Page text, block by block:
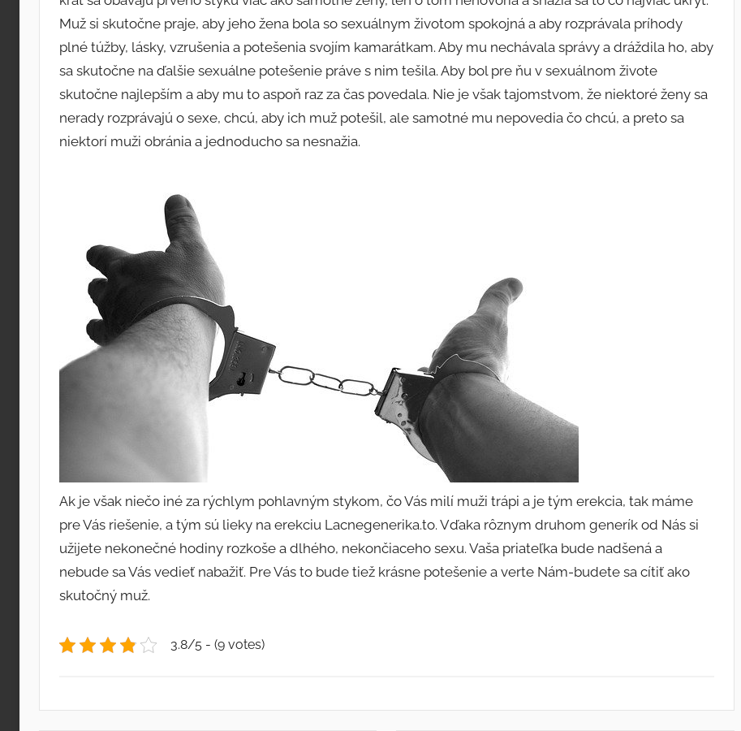
Muž si skutočne praje, aby jeho žena bola so sexuálnym životom spokojná a aby rozprávala príhody
plné túžby, lásky, vzrušenia a potešenia svojím kamarátkam. Aby mu nechávala správy a dráždila ho, aby
sa skutočne na ďalšie sexuálne potešenie práve s nim tešila. Aby bol pre ňu v sexuálnom živote
skutočne najlepším a aby mu to aspoň raz za čas povedala. Nie je však tajomstvom, že niektoré ženy sa
nerady rozprávajú o sexe, chcú, aby ich muž potešil, ale samotné mu nepovedia čo chcú, a preto sa
niektorí muži obránia a jednoducho sa nesnažia.
Ak je však niečo iné za rýchlym pohlavným stykom, čo Vás milí muži trápi a je tým erekcia, tak máme
pre Vás riešenie, a tým sú lieky na erekciu Lacnegenerika.to. Vďaka rôznym druhom generík od Nás si
užijete nekonečné hodiny rozkoše a dlhého, nekončiaceho sexu. Vaša priateľka bude nadšená a
nebude sa Vás vedieť nabažiť. Pre Vás to bude tiež krásne potešenie a verte Nám-budete sa cítiť ako
skutočný muž.
3.8/5 - (9 votes)